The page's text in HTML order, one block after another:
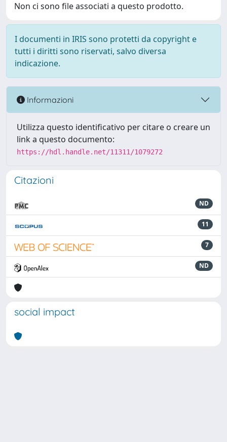
Non ci sono file associati a questo prodotto.
I documenti in IRIS sono protetti da copyright e
tutti i diritti sono riservati, salvo diversa
indicazione.
Informazioni
Utilizza questo identificativo per citare o creare un
link a questo documento:
https://hdl.handle.net/11311/1079272
Citazioni
ND
11
7
ND
social impact